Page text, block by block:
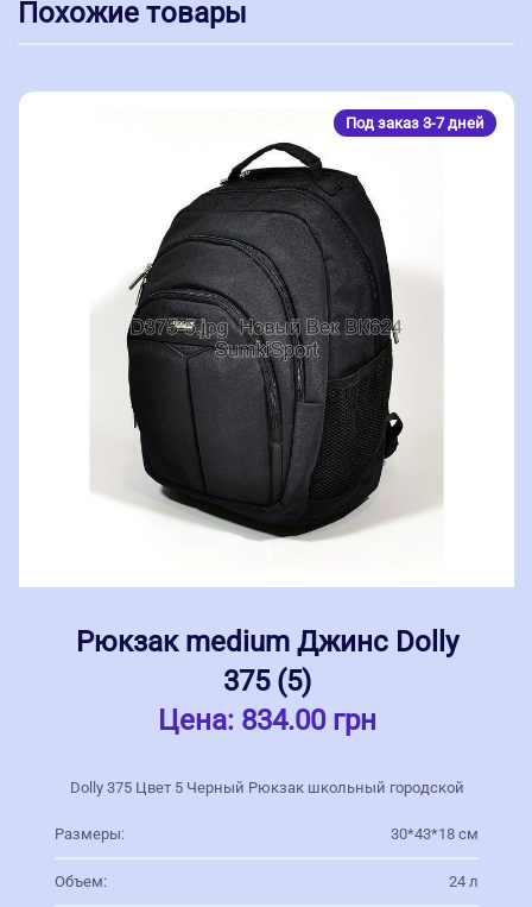
Похожие товары
Под заказ 3-7 дней
Рюкзак medium Джинс Dolly
375 (5)
Цена: 834.00 грн
Dolly 375 Цвет 5 Черный Рюкзак школьный городской
Размеры: 30*43*18 см
Объем: 24 л